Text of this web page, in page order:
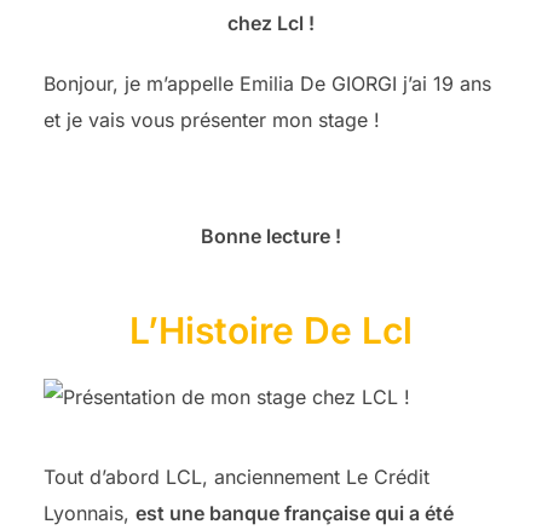
chez Lcl !
Bonjour, je m’appelle Emilia De GIORGI j’ai 19 ans
et je vais vous présenter mon stage !
Bonne lecture !
L’Histoire De Lcl
Tout d’abord LCL, anciennement Le Crédit
Lyonnais,est une banque française qui a été